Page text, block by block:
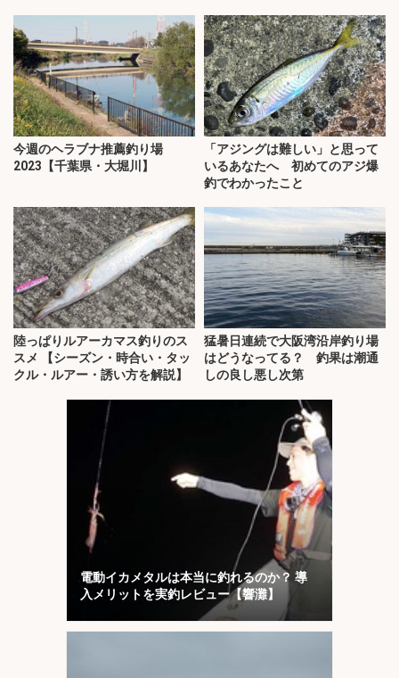
今週のヘラブナ推薦釣り場
2023【千葉県・大堀川】
「アジングは難しい」と思って
いるあなたへ 初めてのアジ爆
釣でわかったこと
陸っぱりルアーカマス釣りのス
スメ 【シーズン・時合い・タッ
クル・ルアー・誘い方を解説】
猛暑日連続で大阪湾沿岸釣り場
はどうなってる？ 釣果は潮通
しの良し悪し次第
電動イカメタルは本当に釣れるのか？ 導
入メリットを実釣レビュー【響灘】